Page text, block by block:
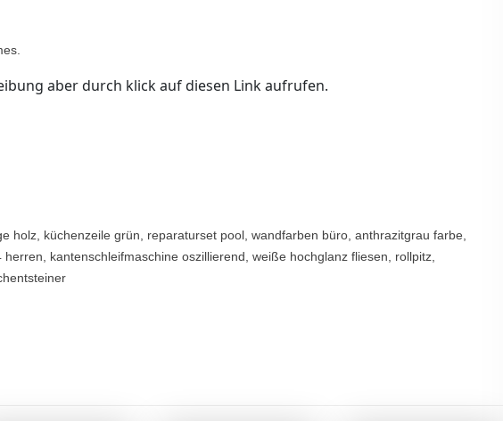
aber durch klick auf diesen Link aufrufen.
holz, küchenzeile grün, reparaturset pool, wandfarben büro, anthrazitgrau farbe,
kantenschleifmaschine oszillierend, weiße hochglanz fliesen, rollpitz,